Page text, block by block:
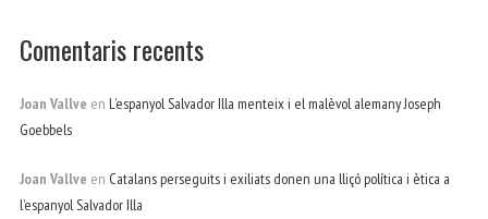
Comentaris recents
Joan Vallve en L’espanyol Salvador Illa menteix i el malèvol alemany Joseph
Goebbels
Joan Vallve en Catalans perseguits i exiliats donen una lliçó política i ètica a
l’espanyol Salvador Illa